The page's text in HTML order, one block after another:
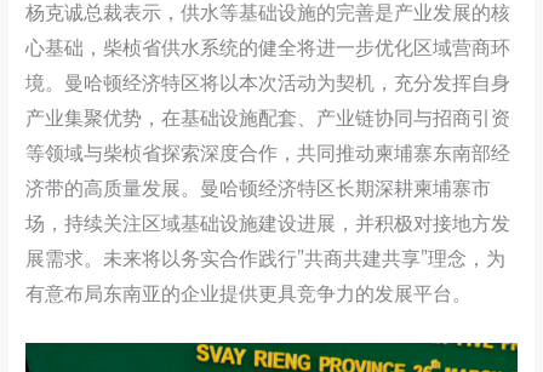
杨克诚总裁表示，供水等基础设施的完善是产业发展的核
心基础，柴桢省供水系统的健全将进一步优化区域营商环
境。曼哈顿经济特区将以本次活动为契机，充分发挥自身
产业集聚优势，在基础设施配套、产业链协同与招商引资
等领域与柴桢省探索深度合作，共同推动柬埔寨东南部经
济带的高质量发展。曼哈顿经济特区长期深耕柬埔寨市
场，持续关注区域基础设施建设进展，并积极对接地方发
展需求。未来将以务实合作践行”共商共建共享”理念，为
有意布局东南亚的企业提供更具竞争力的发展平台。